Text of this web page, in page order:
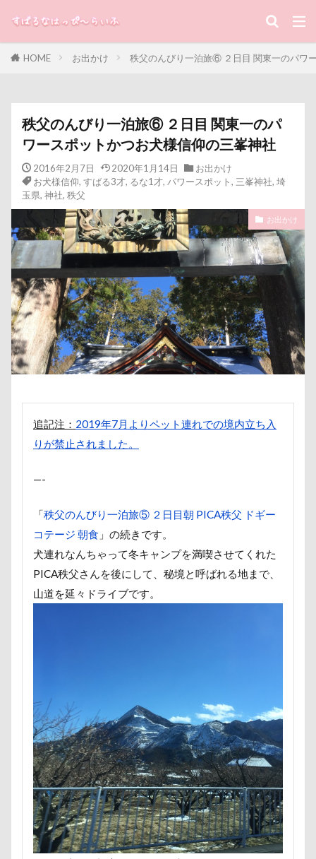
HOME お出かけ 秩父のんびり一泊旅⑥ ２日目 関東一のパワ
秩父のんびり一泊旅⑥ ２日目 関東一のパ
ワースポットかつお犬様信仰の三峯神社
2016年2月7日 2020年1月14日
お出かけ
お犬様信仰, すばる3才, るな1才, パワースポット, 三峯神社, 埼
玉県, 神社, 秩父
お出かけ
追記注： 2019年7月よりペット連れでの境内立ち入
りが禁止されました。
—-
「秩父のんびり一泊旅⑤ ２日目朝 PICA秩父 ドギー
コテージ 朝食 」の続きです。
犬連れなんちゃって冬キャンプを満喫させてくれた
PICA秩父さんを後にして、秘境と呼ばれる地まで、
山道を延々ドライブです。
カテゴリー
タグ
100円ショップ 写真パネル 前橋市
初詣
出羽公園
出没！アド街ック天国
冷蔵庫
冷感ジェルマット
写真教室
写真撮影
写真加工
公園 動物殺処分ゼロ
八重桜
八街市
八ヶ岳
入間市
優玖（はるく）くん
優しい
働くおじさん
傘
健康チェック 加湿器
動物病院
保護犬
去勢手術 同胎
吉野家
叱れない
叱るの忘れてシャッター切る
南相馬鹿島SA
三王山ふれあい公園
丘を越えて
世界の名犬牧場
不貞寝 下野市
上越市
上尾市
三陸復興国立公園
三瓶くん
三峯神社
中年サラリーマン
來夢（らいむ）ちゃん
代々木公園ドッグラン
作品レビューコメント
体重
体調不良
佐久穂町
似顔絵師なつき
似顔絵
似たもの父子
休日の朝
仰向け抱っこ
代々木公園
串カツ田中 北千住店
人形
人をダメにするクッション
二足立ち
二等辺三角形
二度寝 予定
乳歯